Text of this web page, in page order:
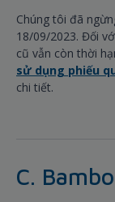
Chúng tôi đã
18/09/2023. Đối
cũ vẫn còn thời
sử dụng phiếu
chi tiết.
C.